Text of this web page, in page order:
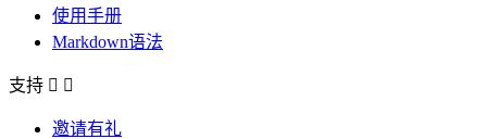
使用手册
Markdown语法
支持  
邀请有礼